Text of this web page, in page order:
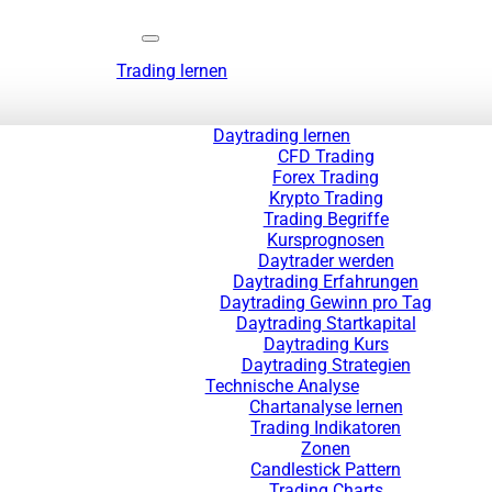
Trading lernen
Daytrading lernen
CFD Trading
Forex Trading
Krypto Trading
Trading Begriffe
Kursprognosen
Daytrader werden
Daytrading Erfahrungen
Daytrading Gewinn pro Tag
Daytrading Startkapital
Daytrading Kurs
Daytrading Strategien
Technische Analyse
Chartanalyse lernen
Trading Indikatoren
Zonen
Candlestick Pattern